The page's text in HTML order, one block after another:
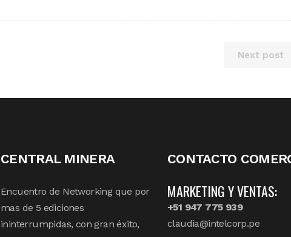
Next post
CENTRAL MINERA
Encuentro de Networking que por
mas de 5 ediciones
ininterrumpidas, con gran éxito,
CONTACTO
MARKETING Y VENTAS:
+51 947 775 939
claudia@intelcorp.pe